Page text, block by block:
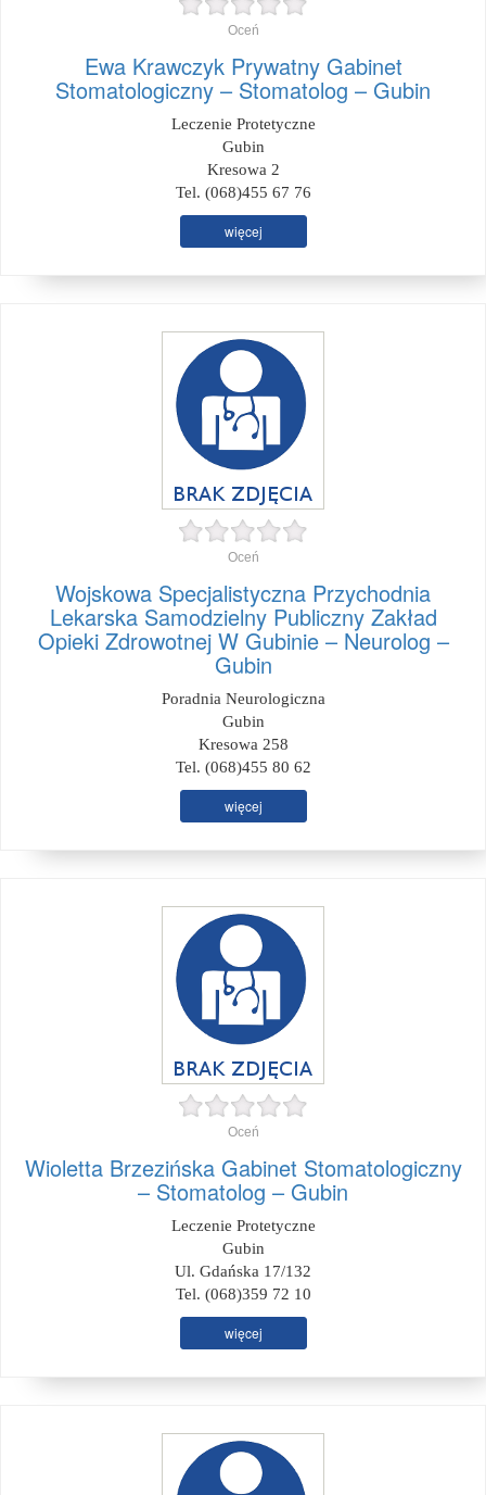
Oceń
Ewa Krawczyk Prywatny Gabinet
Stomatologiczny – Stomatolog – Gubin
Leczenie Protetyczne
Gubin
Kresowa 2
Tel. (068)455 67 76
więcej
Oceń
Wojskowa Specjalistyczna Przychodnia
Lekarska Samodzielny Publiczny Zakład
Opieki Zdrowotnej W Gubinie – Neurolog –
Gubin
Poradnia Neurologiczna
Gubin
Kresowa 258
Tel. (068)455 80 62
więcej
Oceń
Wioletta Brzezińska Gabinet Stomatologiczny
– Stomatolog – Gubin
Leczenie Protetyczne
Gubin
Ul. Gdańska 17/132
Tel. (068)359 72 10
więcej